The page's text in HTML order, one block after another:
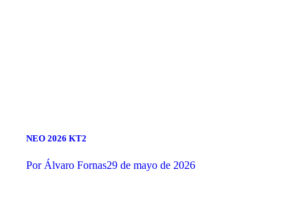
NEO 2026 KT2
Por Álvaro Fornas29 de mayo de 2026